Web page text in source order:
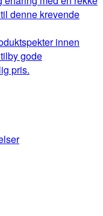
denne krevende
innen
gode
pris.